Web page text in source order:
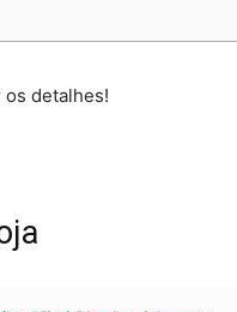
detalhes!